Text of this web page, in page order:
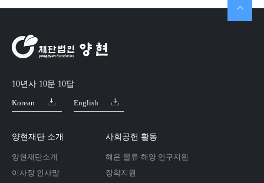
10년사 10문 10답
Korean English
양현재단 소개
양현재단소개
이사장 인사말
사회공헌 활동
해운·물류·해양 연구지원
장학지원